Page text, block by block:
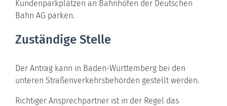
Kundenparkplätzen an Bahnhöfen der Deutschen
Bahn AG parken.
Zuständige Stelle
Der Antrag kann in Baden-Württemberg bei den
unteren Straßenverkehrsbehörden gestellt werden.
Richtiger Ansprechpartner ist in der Regel das